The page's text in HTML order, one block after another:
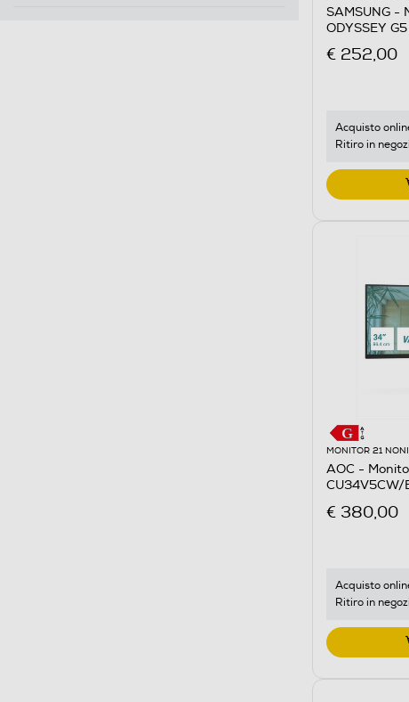
SAMSUNG -
ODYSSEY
€ 252,00
Acquisto
Ritiro in
MONITOR 21 NONI
AOC -
CU34V5CW/
€ 380,00
Acquisto
Ritiro in